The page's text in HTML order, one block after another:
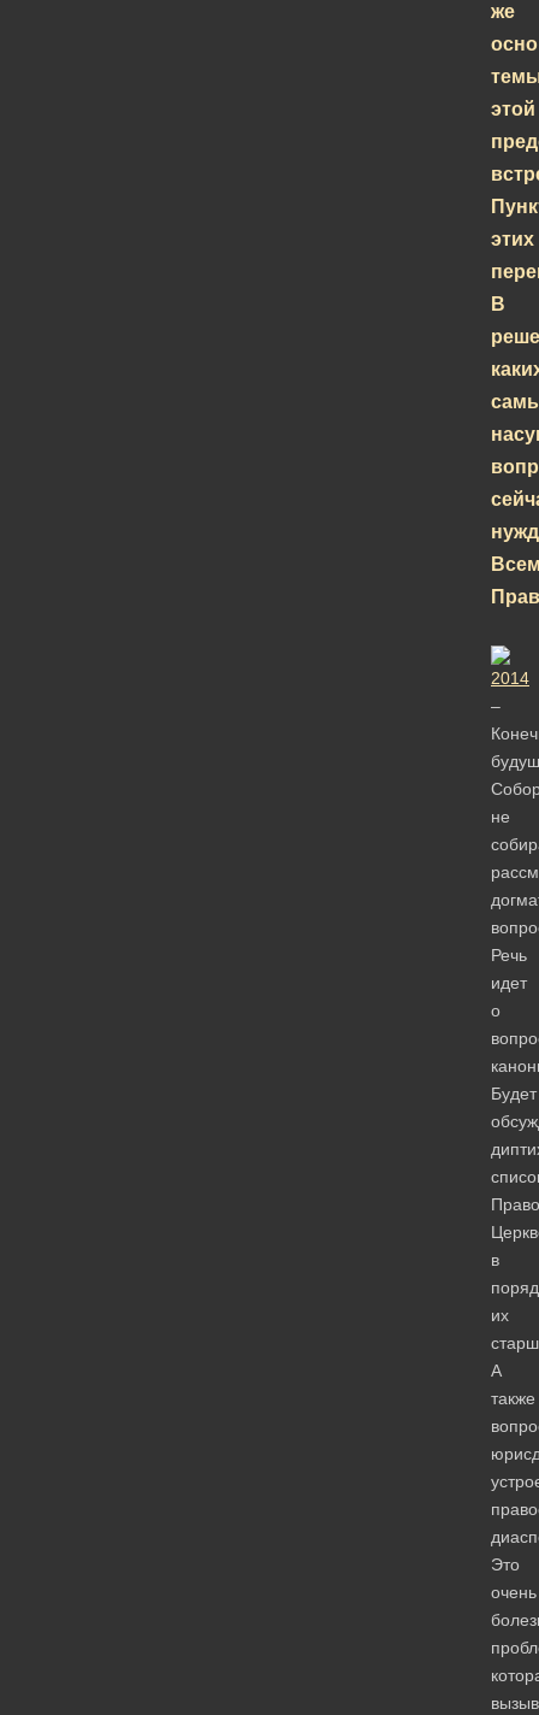
же
этой
этих
В
–
не
Речь
идет
о
Будет
в
их
А
также
Это
очень